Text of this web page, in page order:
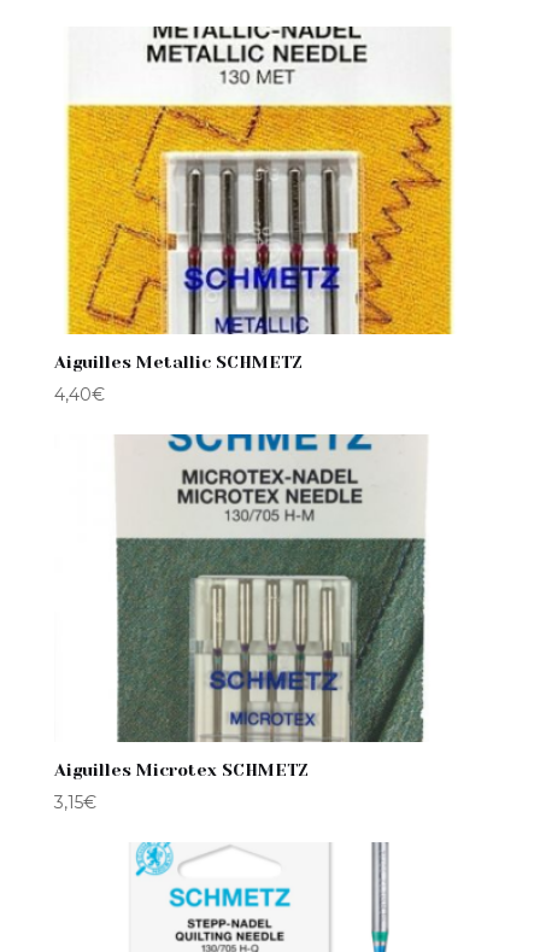
Aiguilles Metallic SCHMETZ
4,40€
Aiguilles Microtex SCHMETZ
3,15€